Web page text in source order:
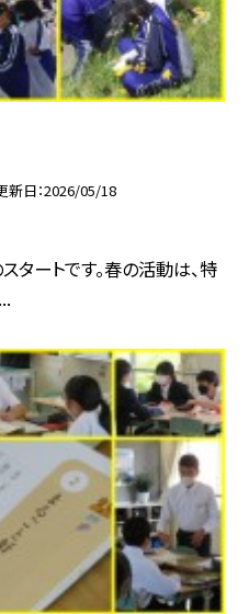
新日 2026/05/18
ートです。春の活動は、特